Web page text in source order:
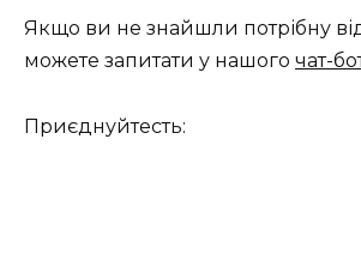
Якщо ви не знайшли потрібну
можете запитати у нашого чат-
Приєднуйтесть: